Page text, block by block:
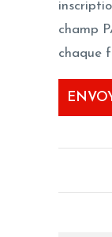
champ
chaque